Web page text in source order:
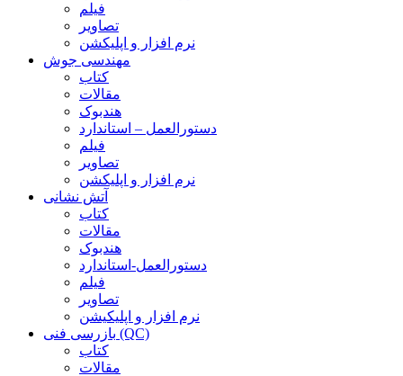
فیلم
تصاویر
نرم افزار و اپلیکشن
مهندسی جوش
کتاب
مقالات
هندبوک
دستورالعمل – استاندارد
فیلم
تصاویر
نرم افزار و اپلیکشن
آتش نشانی
کتاب
مقالات
هندبوک
دستورالعمل-استاندارد
فیلم
تصاویر
نرم افزار و اپلیکیشن
بازرسی فنی (QC)
کتاب
مقالات